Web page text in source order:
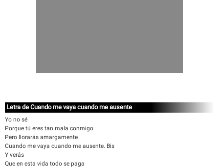
Letra de Cuando me vaya cuando me ausente
Yo no sé
Porque tú eres tan mala conmigo
Pero llorarás amargamente
Cuando me vaya cuando me ausente. Bis
Y verás
Que en esta vida todo se paga